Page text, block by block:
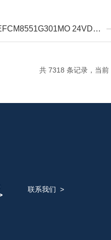
VCEFCM8551G301MO 24VDC世格ASCO紧凑型电磁阀
共 7318 条记录，当
联系我们 >